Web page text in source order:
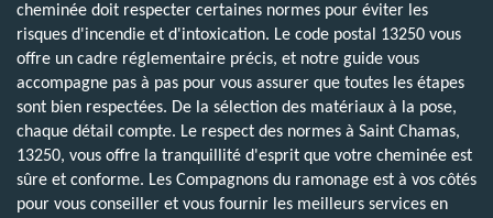
cheminée doit respecter certaines normes pour éviter les
risques d'incendie et d'intoxication. Le code postal 13250 vous
offre un cadre réglementaire précis, et notre guide vous
accompagne pas à pas pour vous assurer que toutes les étapes
sont bien respectées. De la sélection des matériaux à la pose,
chaque détail compte. Le respect des normes à Saint Chamas,
13250, vous offre la tranquillité d'esprit que votre cheminée est
sûre et conforme. Les Compagnons du ramonage est à vos côtés
pour vous conseiller et vous fournir les meilleurs services en